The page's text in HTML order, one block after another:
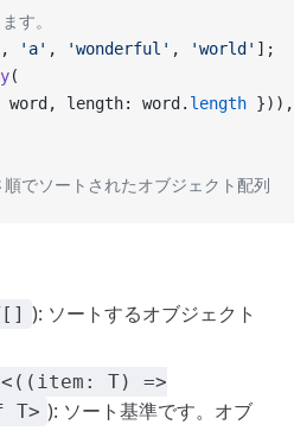
す。
, 'a' , 'wonderful' , 'world' ];
(
length: word. length })),
ソートされたオブジェクト配列
): ソートするオブジェクト
T) =>
T> ): ソート基準です。オブ